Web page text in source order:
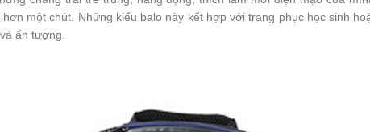
một chút. Những kiểu balo này kết hợp với trang phục học sinh
ấn tượng.